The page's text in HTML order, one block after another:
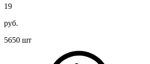
19
руб.
5650 шт